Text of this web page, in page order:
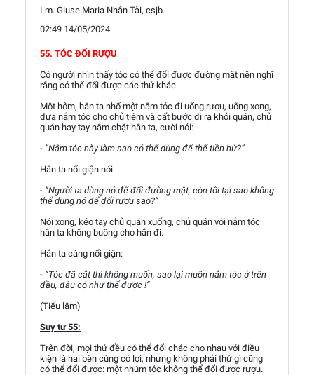
Lm. Giuse Maria Nhân Tài, csjb.
02:49 14/05/2024
55. TÓC ĐỔI RƯỢU
Có người nhìn thấy tóc có thể đổi được đường mật nên nghĩ
rằng có thể đổi được các thứ khác.
Một hôm, hắn ta nhổ một nắm tóc đi uống rượu, uống xong,
đưa nắm tóc cho chủ tiệm và cất bước đi ra khỏi quán, chủ
quán hay tay nắm chặt hắn ta, cười nói:
- “Nắm tóc này làm sao có thể dùng để thế tiền hử?”
Hắn ta nổi giận nói:
- “Người ta dùng nó để đổi đường mật, còn tôi tại sao không
thể dùng nó để đổi rượu sao?”
Nói xong, kéo tay chủ quán xuống, chủ quán vội nắm tóc
hắn ta không buông cho hắn đi.
Hắn ta càng nổi giận:
- “Tóc đã cắt thì không muốn, sao lại muốn nắm tóc ở trên
đầu, đâu có như thế được !”
(Tiếu lâm)
Suy tư 55:
Trên đời, mọi thứ đều có thể đổi chác cho nhau với điều
kiện là hai bên cùng có lợi, nhưng không phải thứ gì cũng
có thể đổi được: một nhúm tóc không thể đổi được rượu.